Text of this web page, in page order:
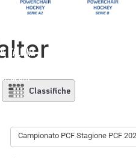
Classifiche
Campionato PCF Stagione PCF